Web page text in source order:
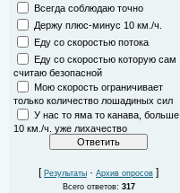
Всегда соблюдаю точно
Держу плюс-минус 10 км./ч.
Еду со скоростью потока
Еду со скоростью которую сам
считаю безопасной
Мою скорость ограничивает
только количество лошадиных сил
У нас то яма то канава, больше
10 км./ч. уже лихачество
[ Результаты · Архив опросов ]
Всего ответов: 317